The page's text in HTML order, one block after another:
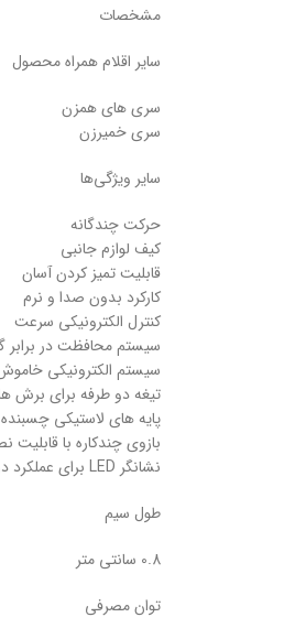
مشخصات
سایر اقلام همراه محصول
سری های همزن
سری خمیرزن
سایر ویژگی‌ها
حرکت چندگانه
کیف لوازم جانبی
قابلیت تمیز کردن آسان
کارکرد بدون صدا و نرم
کنترل الکترونیکی سرعت
سیستم محافظت در برابر
سیستم الکترونیکی
تیغه دو طرفه برای برش
پایه های لاستیکی
بازوی چندکاره با
نشانگر LED برای عملکرد درست یا نادرست دستگاه
طول سیم
0.8 سانتی متر
توان مصرفی